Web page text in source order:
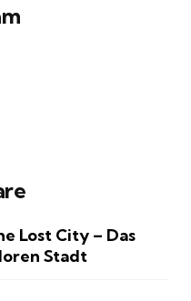
Lost City – Das
Stadt